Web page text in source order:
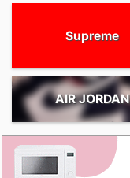
Supreme
AIR JORDAN